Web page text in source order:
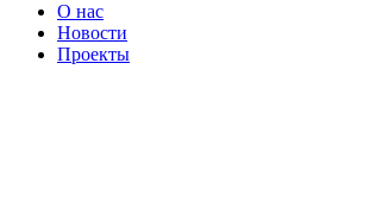
О нас
Новости
Проекты